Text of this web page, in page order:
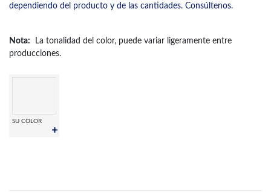
dependiendo del producto y de las cantidades. Consúltenos.
Nota: La tonalidad del color, puede variar ligeramente entre
producciones.
SU COLOR